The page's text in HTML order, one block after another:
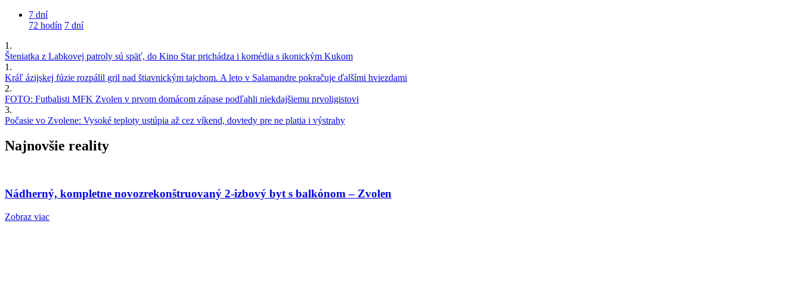
7 dní
72 hodín 7 dní
1.
Šteniatka z Labkovej patroly sú späť, do Kino Star prichádza i komédia s ikonickým Kukom
1.
Kráľ ázijskej fúzie rozpálil gril nad štiavnickým tajchom. A leto v Salamandre pokračuje ďalšími hviezdami
2.
FOTO: Futbalisti MFK Zvolen v prvom domácom zápase podľahli niekdajšiemu prvoligistovi
3.
Počasie vo Zvolene: Vysoké teploty ustúpia až cez víkend, dovtedy pre ne platia i výstrahy
Najnovšie reality
Nádherný, kompletne novozrekonštruovaný 2-izbový byt s balkónom – Zvolen
Zobraz viac